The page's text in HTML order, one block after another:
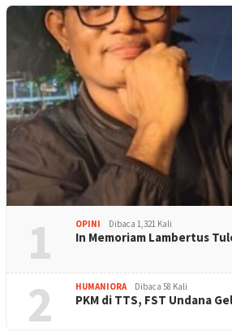
1 OPINI Dibaca 1,321 Kali
In Memoriam Lambertus
2 HUMANIORA Dibaca 58 Kali
PKM di TTS, FST Undana